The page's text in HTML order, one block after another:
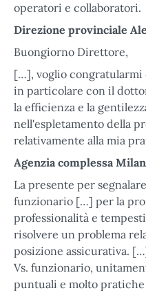
operatori e collaboratori.
Direzione provinciale
Buongiorno Direttore,
[…], voglio congratularmi
in particolare con il
la efficienza e la
nell'espletamento della
relativamente alla mia
Agenzia complessa
La presente per
funzionario […] per la
professionalità e
risolvere un problema
posizione assicurativa.
Vs. funzionario,
puntuali e molto